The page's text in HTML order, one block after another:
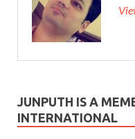
JUNPUTH IS A
INTERNATIONAL